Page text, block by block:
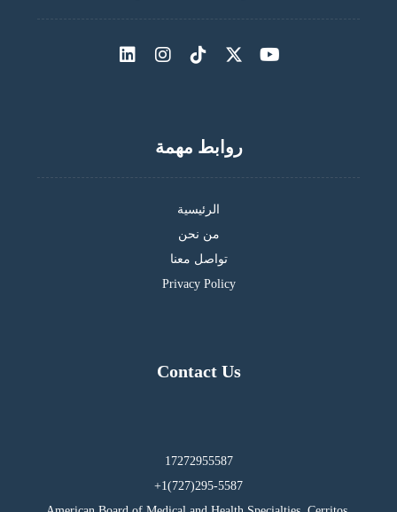
روابط مهمة
الرئيسية
من نحن
تواصل معنا
Privacy Policy
Contact Us
17272955587
295-5587(727)1+